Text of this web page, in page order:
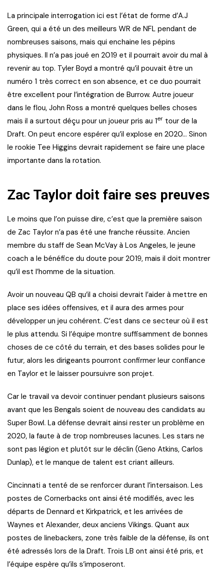
La principale interrogation ici est l’état de forme d’A.J
Green, qui a été un des meilleurs WR de NFL pendant de
nombreuses saisons, mais qui enchaine les pépins
physiques. Il n’a pas joué en 2019 et il pourrait avoir du mal à
revenir au top. Tyler Boyd a montré qu’il pouvait être un
numéro 1 très correct en son absence, et ce duo pourrait
être excellent pour l’intégration de Burrow. Autre joueur
dans le flou, John Ross a montré quelques belles choses
mais il a surtout déçu pour un joueur pris au 1er tour de la
Draft. On peut encore espérer qu’il explose en 2020… Sinon
le rookie Tee Higgins devrait rapidement se faire une place
importante dans la rotation.
Zac Taylor doit faire ses preuves
Le moins que l’on puisse dire, c’est que la première saison
de Zac Taylor n’a pas été une franche réussite. Ancien
membre du staff de Sean McVay à Los Angeles, le jeune
coach a le bénéfice du doute pour 2019, mais il doit montrer
qu’il est l’homme de la situation.
Avoir un nouveau QB qu’il a choisi devrait l’aider à mettre en
place ses idées offensives, et il aura des armes pour
développer un jeu cohérent. C’est dans ce secteur où il est
le plus attendu. Si l’équipe montre suffisamment de bonnes
choses de ce côté du terrain, et des bases solides pour le
futur, alors les dirigeants pourront confirmer leur confiance
en Taylor et le laisser poursuivre son projet.
Car le travail va devoir continuer pendant plusieurs saisons
avant que les Bengals soient de nouveau des candidats au
Super Bowl. La défense devrait ainsi rester un problème en
2020, la faute à de trop nombreuses lacunes. Les stars ne
sont pas légion et plutôt sur le déclin (Geno Atkins, Carlos
Dunlap), et le manque de talent est criant ailleurs.
Cincinnati a tenté de se renforcer durant l’intersaison. Les
postes de Cornerbacks ont ainsi été modifiés, avec les
départs de Dennard et Kirkpatrick, et les arrivées de
Waynes et Alexander, deux anciens Vikings. Quant aux
postes de linebackers, zone très faible de la défense, ils ont
été adressés lors de la Draft. Trois LB ont ainsi été pris, et
l’équipe espère qu’ils s’imposeront.